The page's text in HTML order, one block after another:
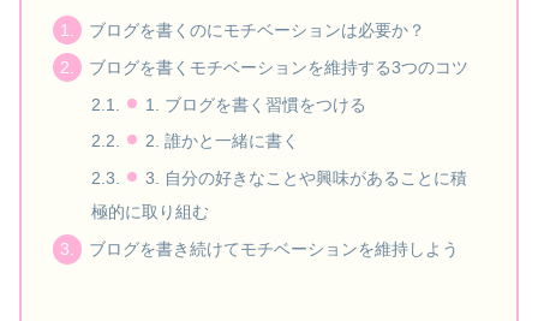
ブログを書くのにモチベーションは必要か？
ブログを書くモチベーションを維持する3つのコツ
1. ブログを書く習慣をつける
2. 誰かと一緒に書く
3. 自分の好きなことや興味があることに積
極的に取り組む
ブログを書き続けてモチベーションを維持しよう